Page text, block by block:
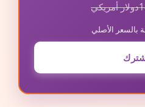
دولار أمريكي
بالسعر الأصلي